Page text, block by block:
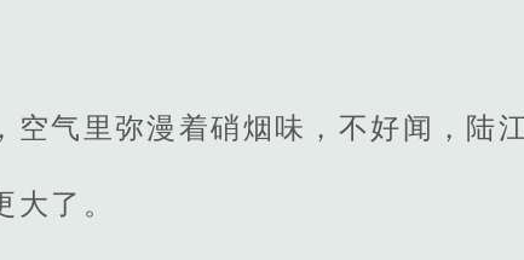
空气里弥漫着硝烟味，不好闻，陆
了。